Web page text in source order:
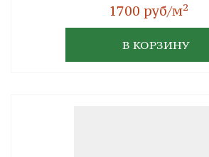
1700 руб/м2
В КОРЗИНУ